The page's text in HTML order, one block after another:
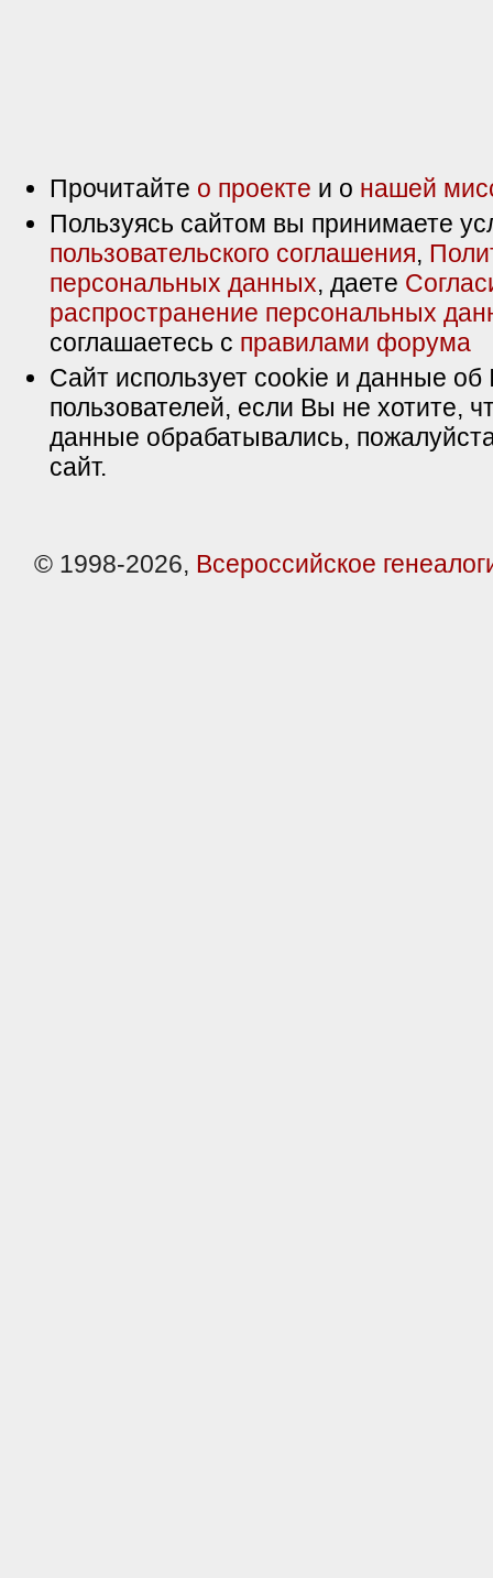
Прочитайте о проекте и о нашей
Пользуясь сайтом вы принимаете
пользовательского соглашения,
персональных данных, даете
распространение персональных
соглашаетесь с правилами форума
Сайт использует cookie и данные об
пользователей, если Вы не хотите,
данные обрабатывались,
сайт.
© 1998-2026, Всероссийское